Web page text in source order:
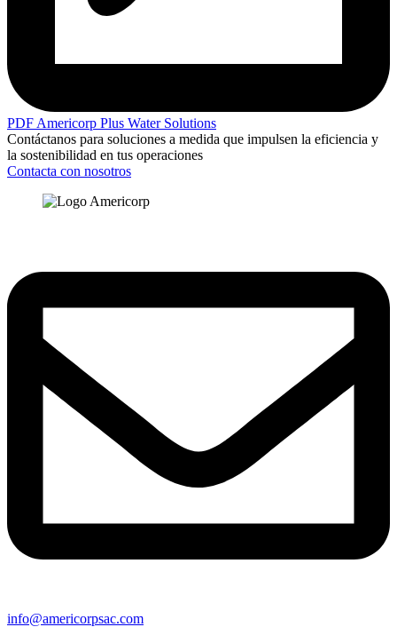
PDF Americorp Plus Water Solutions
Contáctanos para soluciones a medida que impulsen la eficiencia y
la sostenibilidad en tus operaciones
Contacta con nosotros
info@americorpsac.com